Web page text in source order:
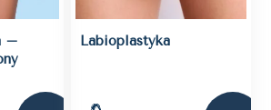
–
Labioplastyka